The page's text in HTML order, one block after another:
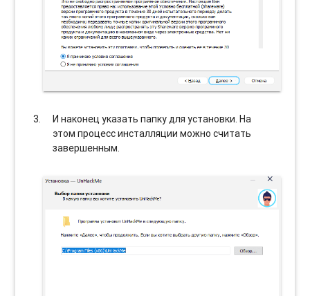
И наконец указать папку для установки. На
этом процесс инсталляции можно считать
завершенным.